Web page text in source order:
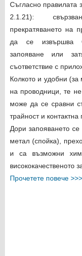
Съгласно правилата
2.1.21):
прекратяването на
да се извършва
запояване или
съответствие с
Колкото и удобни
на проводници, те
може да се сравни
трайност и контактна
Дори запояването
метал (спойка),
и са възможни
висококачественото
Прочетете повече >>>